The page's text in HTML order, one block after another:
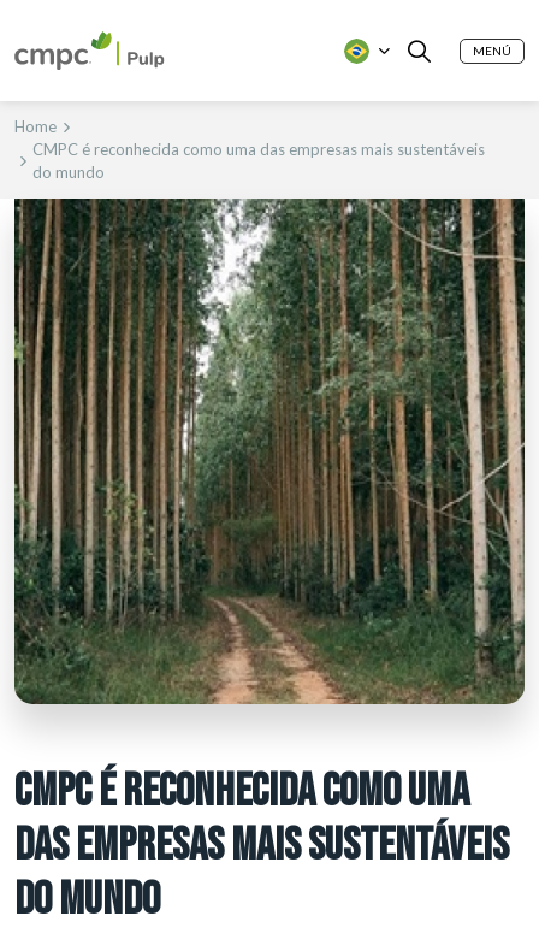
MENÚ
Home
CMPC é reconhecida como uma das empresas mais sustentáveis
do mundo
CMPC É RECONHECIDA COMO UMA
DAS EMPRESAS MAIS SUSTENTÁVEIS
DO MUNDO